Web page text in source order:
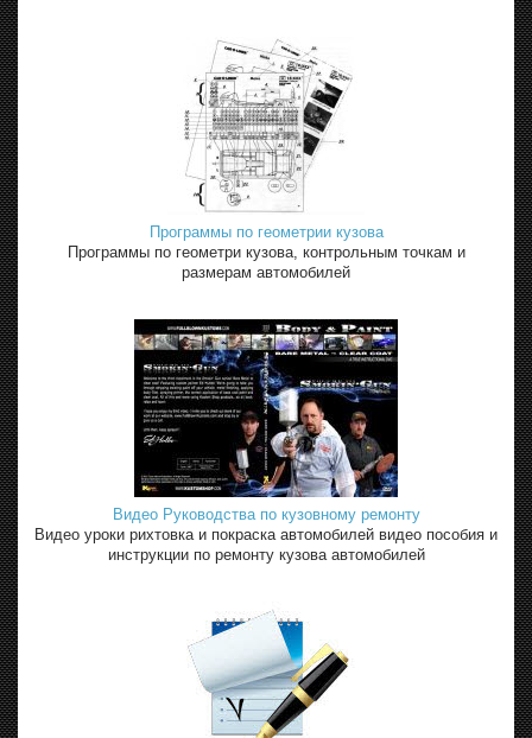
Программы по геометрии кузова
Программы по геометри кузова, контрольным точкам и
размерам автомобилей
Видео Руководства по кузовному ремонту
Видео уроки рихтовка и покраска автомобилей видео пособия и
инструкции по ремонту кузова автомобилей